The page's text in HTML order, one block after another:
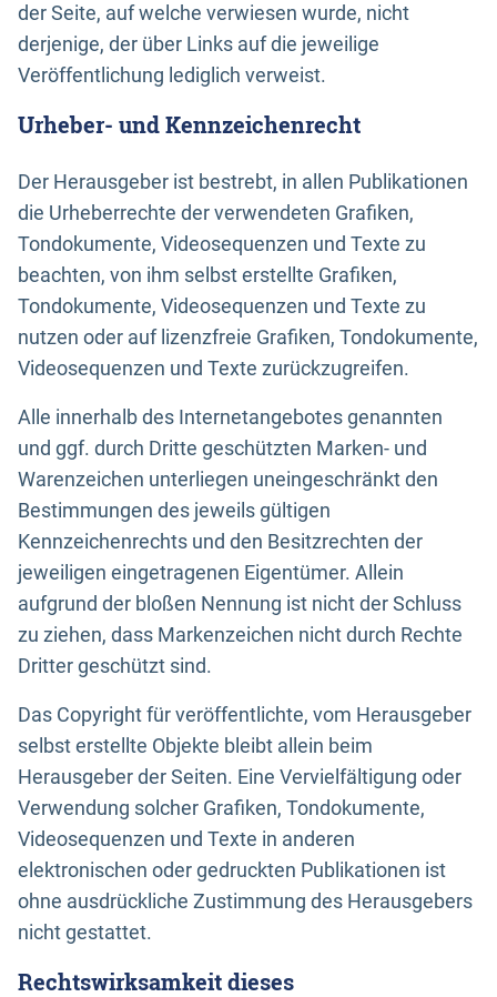
der Seite, auf welche verwiesen wurde, nicht
derjenige, der über Links auf die jeweilige
Veröffentlichung lediglich verweist.
Urheber- und Kennzeichenrecht
Der Herausgeber ist bestrebt, in allen Publikationen
die Urheberrechte der verwendeten Grafiken,
Tondokumente, Videosequenzen und Texte zu
beachten, von ihm selbst erstellte Grafiken,
Tondokumente, Videosequenzen und Texte zu
nutzen oder auf lizenzfreie Grafiken, Tondokumente,
Videosequenzen und Texte zurückzugreifen.
Alle innerhalb des Internetangebotes genannten
und ggf. durch Dritte geschützten Marken- und
Warenzeichen unterliegen uneingeschränkt den
Bestimmungen des jeweils gültigen
Kennzeichenrechts und den Besitzrechten der
jeweiligen eingetragenen Eigentümer. Allein
aufgrund der bloßen Nennung ist nicht der Schluss
zu ziehen, dass Markenzeichen nicht durch Rechte
Dritter geschützt sind.
Das Copyright für veröffentlichte, vom Herausgeber
selbst erstellte Objekte bleibt allein beim
Herausgeber der Seiten. Eine Vervielfältigung oder
Verwendung solcher Grafiken, Tondokumente,
Videosequenzen und Texte in anderen
elektronischen oder gedruckten Publikationen ist
ohne ausdrückliche Zustimmung des Herausgebers
nicht gestattet.
Rechtswirksamkeit dieses